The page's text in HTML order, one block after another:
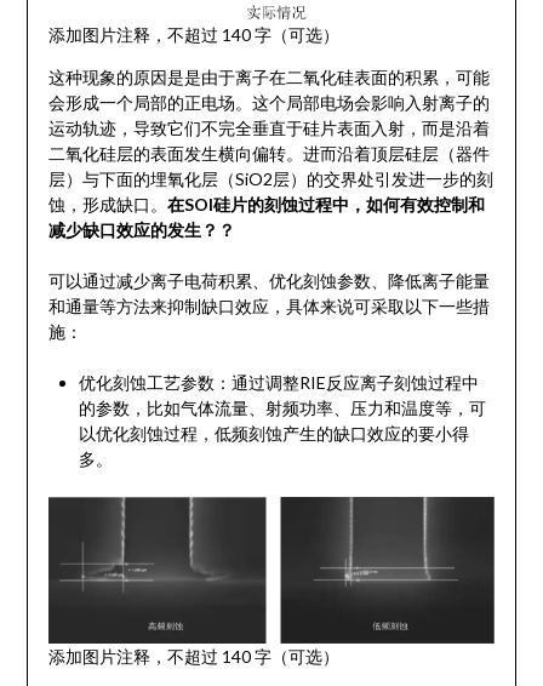
添加图片注释，不超过 140 字（可选）
这种现象的原因是是由于离子在二氧化硅表面的积累，可能
会形成一个局部的正电场。这个局部电场会影响入射离子的
运动轨迹，导致它们不完全垂直于硅片表面入射，而是沿着
二氧化硅层的表面发生横向偏转。进而沿着顶层硅层（器件
层）与下面的埋氧化层（SiO2层）的交界处引发进一步的刻
蚀，形成缺口。 在SOI硅片的刻蚀过程中，如何有效控制和
减少缺口效应的发生？？
可以通过减少离子电荷积累、优化刻蚀参数、降低离子能量
和通量等方法来抑制缺口效应，具体来说可采取以下一些措
施：
优化刻蚀工艺参数：通过调整RIE反应离子刻蚀过程中
的参数，比如气体流量、射频功率、压力和温度等，可
以优化刻蚀过程，低频刻蚀产生的缺口效应的要小得
多。
添加图片注释，不超过 140 字（可选）